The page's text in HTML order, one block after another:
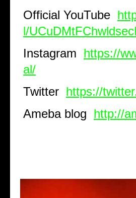
Official YouTube
l/
Instagram https://
al/
Twitter https://
Ameba blog http://